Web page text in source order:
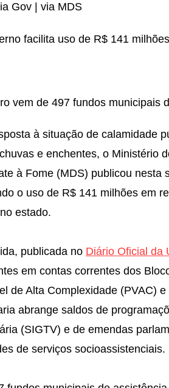
Gov | via MDS
vem de 497 fundos municipais
à situação de calamidade
e enchentes, o Ministério
à Fome (MDS) publicou nesta
o uso de R$ 141 milhões em
estado.
publicada no Diário Oficial da
em contas correntes dos
de Alta Complexidade (PVAC)
abrange saldos de
(SIGTV) e de emendas
de serviços socioassistenciais.